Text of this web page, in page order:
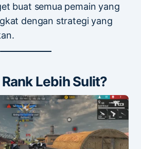
buat semua pemain yang
dengan strategi yang
Lebih Sulit?